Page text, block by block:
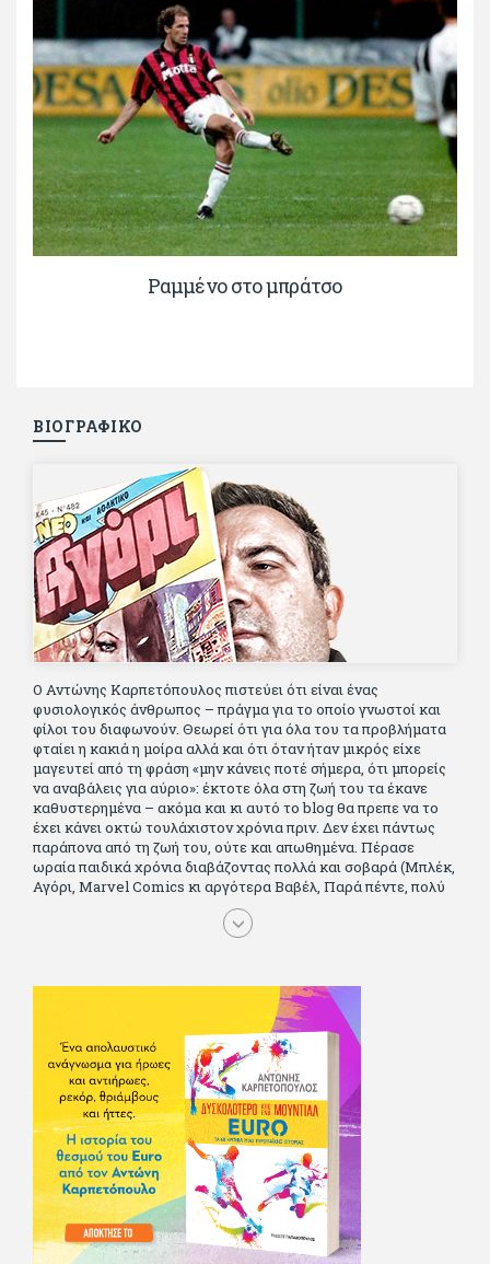
Ραμμένο στο μπράτσο
ΒΙΟΓΡΑΦΙΚΟ
Ο Αντώνης Καρπετόπουλος πιστεύει ότι είναι ένας
φυσιολογικός άνθρωπος – πράγμα για το οποίο γνωστοί και
φίλοι του διαφωνούν. Θεωρεί ότι για όλα του τα προβλήματα
φταίει η κακιά η μοίρα αλλά και ότι όταν ήταν μικρός είχε
μαγευτεί από τη φράση «μην κάνεις ποτέ σήμερα, ότι μπορείς
να αναβάλεις για αύριο»: έκτοτε όλα στη ζωή του τα έκανε
καθυστερημένα – ακόμα και κι αυτό το blog θα πρεπε να το
έχει κάνει οκτώ τουλάχιστον χρόνια πριν. Δεν έχει πάντως
παράπονα από τη ζωή του, ούτε και απωθημένα. Πέρασε
ωραία παιδικά χρόνια διαβάζοντας πολλά και σοβαρά (Μπλέκ,
Αγόρι, Μarvel Comics κι αργότερα Βαβέλ, Παρά πέντε, πολύ
Αλέξανδρο Δουμά και αρκετό Ιούλιο Βέρν πριν τον κερδίσουν
τα αστυνομικά), απέκτησε τους σωστούς φίλους κυρίως γιατί
ταινίες κι έγραφε και στο περιοδικό Σινεμά, είχε κάποιες
αισθηματικές περιπέτειες που σκόρπισαν γέλιο στους φίλους
του - αν όχι και στον ίδιο. Πήγε στρατό κανονικά στα σύνορα
και διατήρησε μια καλή σχέση με την οικογένεια του, την
οποία αισθάνεται πως διάφορες φορές έφερε σε δύσκολη
θέση. Κείμενο με την υπογραφή του πρωτοδημοσιεύτηκε στο
Φίλαθλο το 1992. Επέστρεψε οριστικά στην Ελλάδα το 1998,
δούλεψε για πολλούς (αφού δυσκολεύεται να πει όχι), και
κάποιοι, αν όχι και όλοι, τον πλήρωσαν κι έμειναν και
ευχαριστημένοι από τη συνεργασία. Σήμερα πλέον εργάζεται
στον Sport Fm (όπου έχει κλείσει εικοσαετία) και στη
Sportday. Επαίρεται ότι λίγοι έχουν δει περισσότερο
ποδόσφαιρο από τον ίδιο και θεωρεί τον εαυτό του τυχερό
γιατί είναι μέλος της γενιάς που απόλαυσε τους μεγαλύτερους